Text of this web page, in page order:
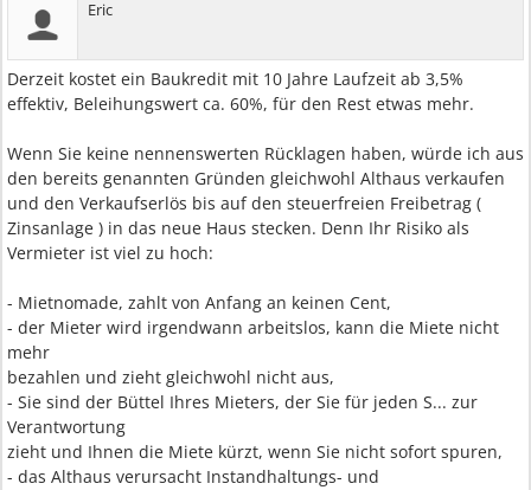
Eric
Derzeit kostet ein Baukredit mit 10 Jahre Laufzeit ab 3,5%
effektiv, Beleihungswert ca. 60%, für den Rest etwas mehr.
Wenn Sie keine nennenswerten Rücklagen haben, würde ich aus
den bereits genannten Gründen gleichwohl Althaus verkaufen
und den Verkaufserlös bis auf den steuerfreien Freibetrag (
Zinsanlage ) in das neue Haus stecken. Denn Ihr Risiko als
Vermieter ist viel zu hoch:
- Mietnomade, zahlt von Anfang an keinen Cent,
- der Mieter wird irgendwann arbeitslos, kann die Miete nicht
mehr
bezahlen und zieht gleichwohl nicht aus,
- Sie sind der Büttel Ihres Mieters, der Sie für jeden S... zur
Verantwortung
zieht und Ihnen die Miete kürzt, wenn Sie nicht sofort spuren,
- das Althaus verursacht Instandhaltungs- und